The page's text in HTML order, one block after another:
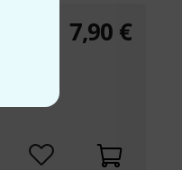
7,90 €